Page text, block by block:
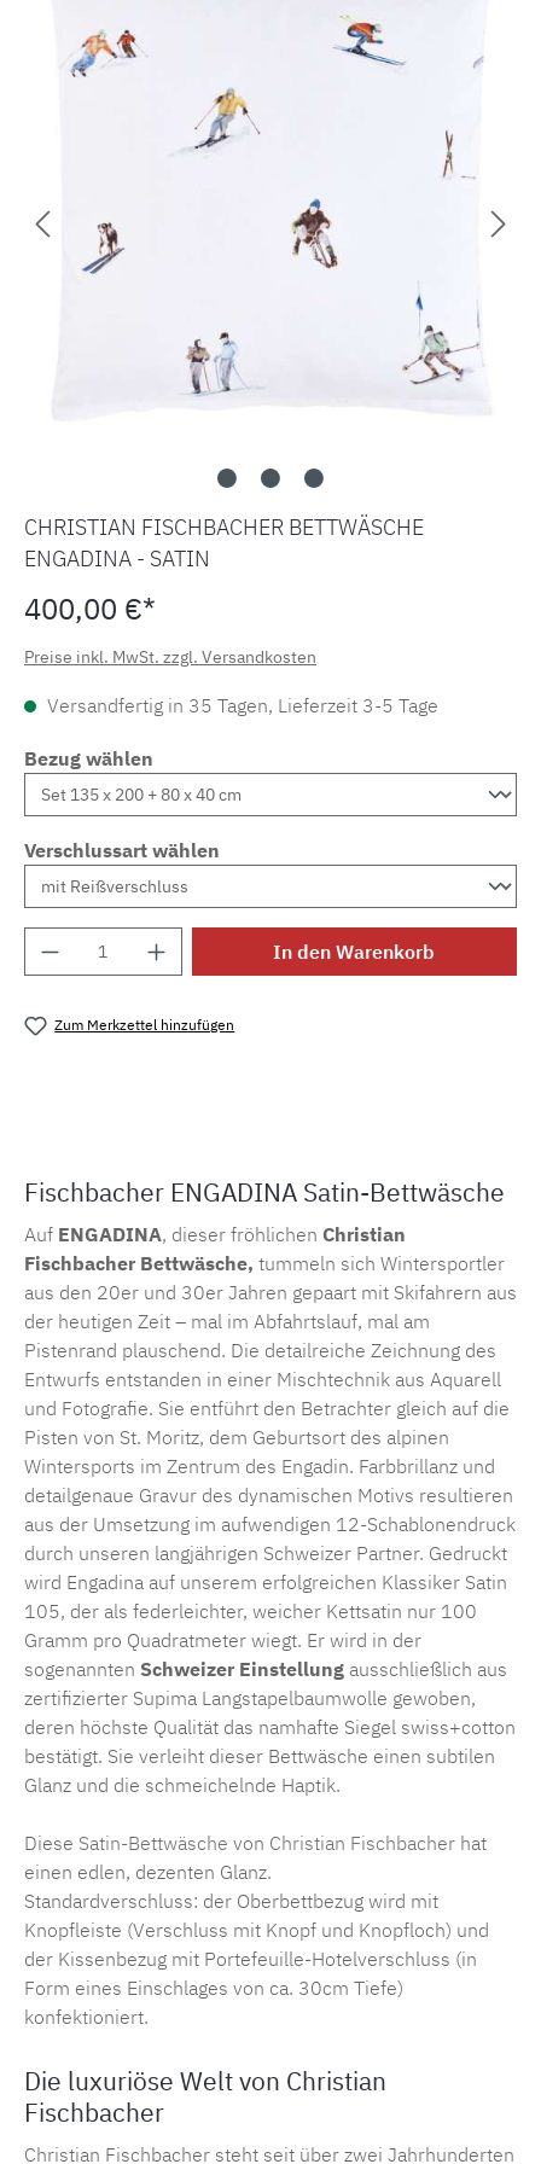
CHRISTIAN FISCHBACHER BETTWÄSCHE
ENGADINA - SATIN
400,00 €*
Preise inkl. MwSt. zzgl. Versandkosten
Versandfertig in 35 Tagen, Lieferzeit 3-5 Tage
Bezug wählen
Verschlussart wählen
Produkt Anzahl: Gib den gewünschten
In den Warenkorb
Zum Merkzettel hinzufügen
Fischbacher ENGADINA Satin-Bettwäsche
Auf ENGADINA, dieser fröhlichen Christian
Fischbacher Bettwäsche, tummeln sich Wintersportler
aus den 20er und 30er Jahren gepaart mit Skifahrern aus
der heutigen Zeit – mal im Abfahrtslauf, mal am
Pistenrand plauschend. Die detailreiche Zeichnung des
Entwurfs entstanden in einer Mischtechnik aus Aquarell
und Fotografie. Sie entführt den Betrachter gleich auf die
Pisten von St. Moritz, dem Geburtsort des alpinen
Wintersports im Zentrum des Engadin. Farbbrillanz und
detailgenaue Gravur des dynamischen Motivs resultieren
aus der Umsetzung im aufwendigen 12-Schablonendruck
durch unseren langjährigen Schweizer Partner. Gedruckt
wird Engadina auf unserem erfolgreichen Klassiker Satin
105, der als federleichter, weicher Kettsatin nur 100
Gramm pro Quadratmeter wiegt. Er wird in der
sogenannten Schweizer Einstellung ausschließlich aus
zertifizierter Supima Langstapelbaumwolle gewoben,
deren höchste Qualität das namhafte Siegel swiss+cotton
bestätigt. Sie verleiht dieser Bettwäsche einen subtilen
Glanz und die schmeichelnde Haptik.
Diese Satin-Bettwäsche von Christian Fischbacher hat
einen edlen, dezenten Glanz.
Standardverschluss: der Oberbettbezug wird mit
Knopfleiste (Verschluss mit Knopf und Knopfloch) und
der Kissenbezug mit Portefeuille-Hotelverschluss (in
Form eines Einschlages von ca. 30cm Tiefe)
konfektioniert.
Die luxuriöse Welt von Christian
Fischbacher
Christian Fischbacher steht seit über zwei Jahrhunderten